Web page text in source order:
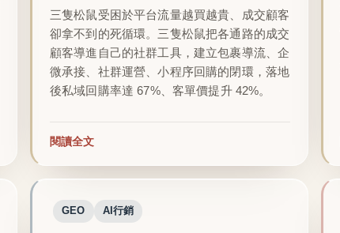
三隻松鼠受困於平台流量越買越貴、成交顧客
卻拿不到的死循環。三隻松鼠把各通路的成交
顧客導進自己的社群工具，建立包裹導流、企
微承接、社群運營、小程序回購的閉環，落地
後私域回購率達 67%、客單價提升 42%。
閱讀全文
GEO AI行銷